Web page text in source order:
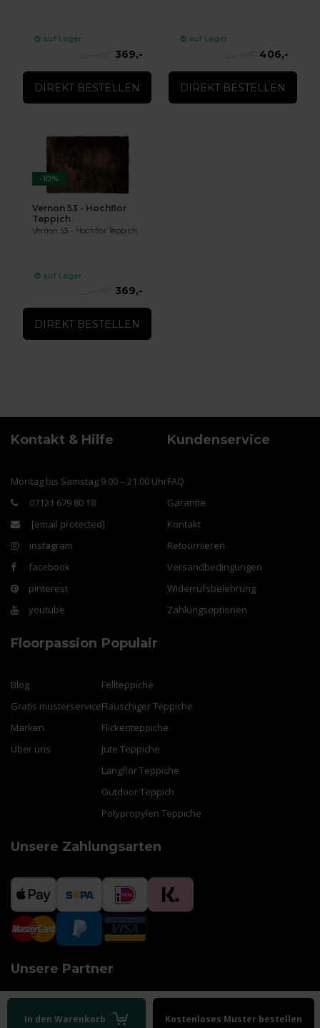
In den Warenkorb Kostenloses Muster bestellen
auf Lager
369,-
DIREKT BESTELLEN
auf Lager
406,-
DIREKT BESTELLEN
-10%
Vernon 53 - Hochflor
Teppich
Vernon 53 - Hochflor Teppich
auf Lager
369,-
DIREKT BESTELLEN
Kontakt & Hilfe
Montag bis Samstag 9.00 – 21.00 Uhr
07121 679 80 18
[email protected]
instagram
facebook
pinterest
youtube
Kundenservice
FAQ
Garantie
Kontakt
Retournieren
Versandbedingungen
Widerrufsbelehrung
Zahlungsoptionen
Floorpassion
Blog
Gratis musterservice
Marken
Über uns
Populair
Fellteppiche
Flauschiger Teppiche
Flickenteppiche
Jute Teppiche
Langflor Teppiche
Outdoor Teppich
Polypropylen Teppiche
Unsere Zahlungsarten
Unsere Partner